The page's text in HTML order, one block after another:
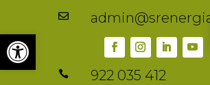
Abrir barra de herramientas

 922 035 412